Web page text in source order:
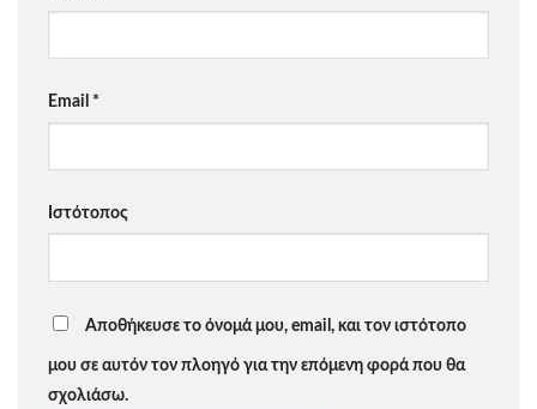
Email *
Ιστότοπος
Αποθήκευσε το όνομά μου, email, και τον ιστότοπο
μου σε αυτόν τον πλοηγό για την επόμενη φορά που θα
σχολιάσω.